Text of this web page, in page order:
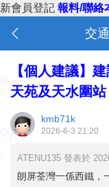
新會員登記 報料/聯絡
交
【個人建議】
天苑及天水圍站
kmb71k
2026-6-3 21:20
ATENU135 發表於
朗屏荃灣一係西鐵，